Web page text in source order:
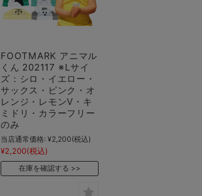
FOOTMARK アニマル
くん 202117 ※Lサイ
ズ：シロ・イエロー・
サックス・ピンク・オ
レンジ・レモンV・キ
ミドリ・カラーフリー
のみ
当店通常価格: ¥2,200(税込)
¥2,200(税込)
在庫を確認する